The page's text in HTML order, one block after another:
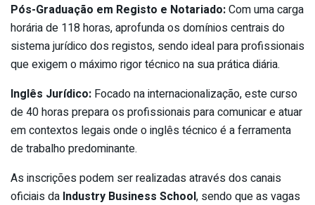
Pós-Graduação em Registo e Notariado:Com uma carga
horária de 118 horas, aprofunda os domínios centrais do
sistema jurídico dos registos, sendo ideal para profissionais
que exigem o máximo rigor técnico na sua prática diária.
Inglês Jurídico: Focado na internacionalização, este curso
de 40 horas prepara os profissionais para comunicar e atuar
em contextos legais onde o inglês técnico é a ferramenta
de trabalho predominante.
As inscrições podem ser realizadas através dos canais
oficiais da Industry Business School, sendo que as vagas